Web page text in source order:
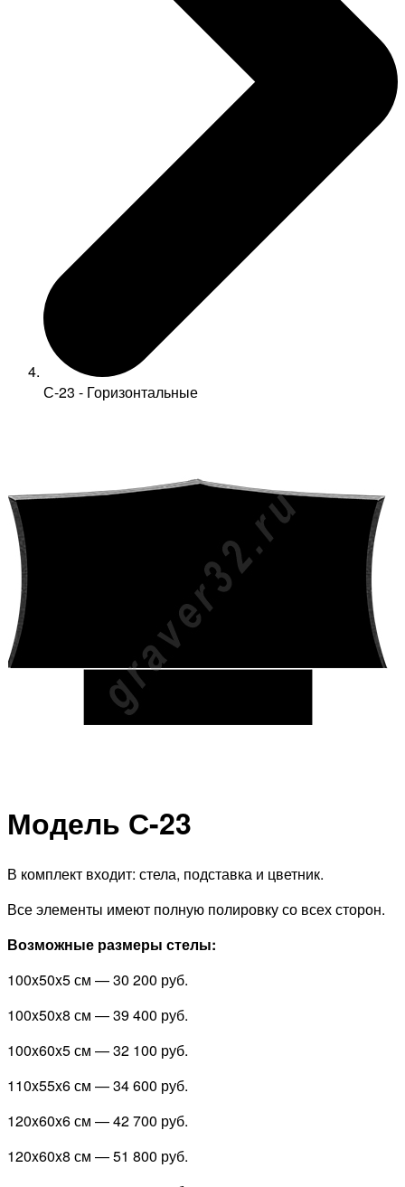
С-23 - Горизонтальные
Модель С-23
В комплект входит: стела, подставка и цветник.
Все элементы имеют полную полировку со всех сторон.
Возможные размеры стелы:
100x50x5 см —30 200 руб.
100x50x8 см —39 400 руб.
100x60x5 см —32 100 руб.
110x55x6 см —34 600 руб.
120x60x6 см —42 700 руб.
120x60x8 см —51 800 руб.